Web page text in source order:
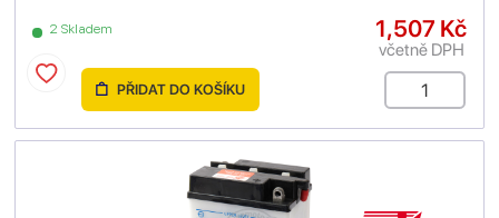
2 Skladem 1,507 Kč
včetně DPH
PŘIDAT DO KOŠÍKU